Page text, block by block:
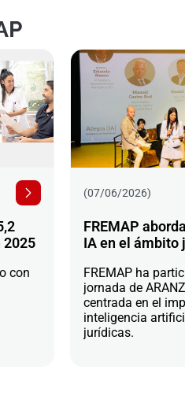
2025
con
(07/06/2026)
FREMAP
IA en el ámbito
FREMAP ha
jornada de
centrada en el
inteligencia
jurídicas.